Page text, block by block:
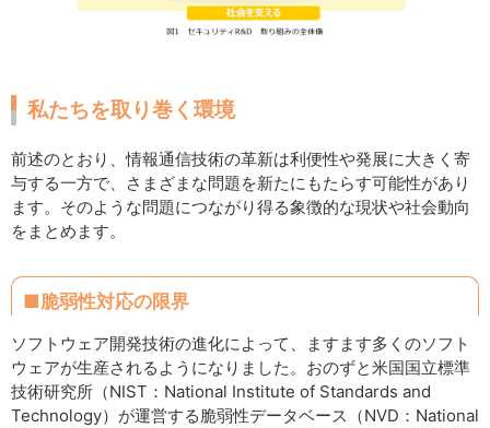
私たちを取り巻く環境
前述のとおり、情報通信技術の革新は利便性や発展に大きく寄
与する一方で、さまざまな問題を新たにもたらす可能性があり
ます。そのような問題につながり得る象徴的な現状や社会動向
をまとめます。
■脆弱性対応の限界
ソフトウェア開発技術の進化によって、ますます多くのソフト
ウェアが生産されるようになりました。おのずと米国国立標準
技術研究所（NIST：National Institute of Standards and
Technology）が運営する脆弱性データベース（NVD：National